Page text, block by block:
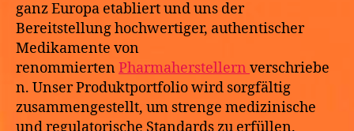
ganz Europa etabliert und uns der
Bereitstellung hochwertiger, authentischer
Medikamente von
renommiertenPharmaherstellern verschriebe
n. Unser Produktportfolio wird sorgfältig
zusammengestellt, um strenge medizinische